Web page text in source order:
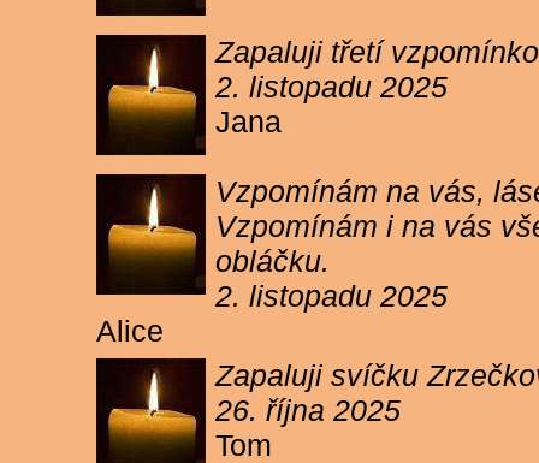
Zapaluji třetí
2. listopadu 2025
Jana
Vzpomínám na vás,
Vzpomínám i na vás
obláčku.
2. listopadu 2025
Alice
Zapaluji svíčku
26. října 2025
Tom